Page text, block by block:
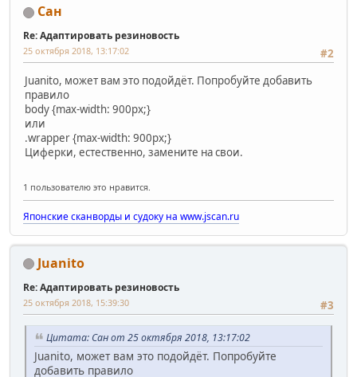
Сан
Re: Адаптировать резиновость
#2
25 октября 2018, 13:17:02
Juanito, может вам это подойдёт. Попробуйте добавить
правило
body {max-width: 900px;}
или
.wrapper {max-width: 900px;}
Циферки, естественно, замените на свои.
1 пользователю это нравится.
Японские сканворды и судоку на www.jscan.ru
Juanito
Re: Адаптировать резиновость
#3
25 октября 2018, 15:39:30
Цитата: Сан от 25 октября 2018, 13:17:02
Juanito, может вам это подойдёт. Попробуйте
добавить правило